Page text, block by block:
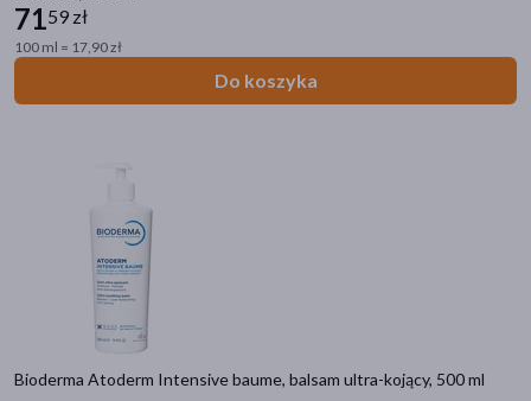
7159 zł
100 ml = 17,90 zł
Do koszyka
Bioderma Atoderm Intensive baume, balsam ultra-kojący, 500 ml